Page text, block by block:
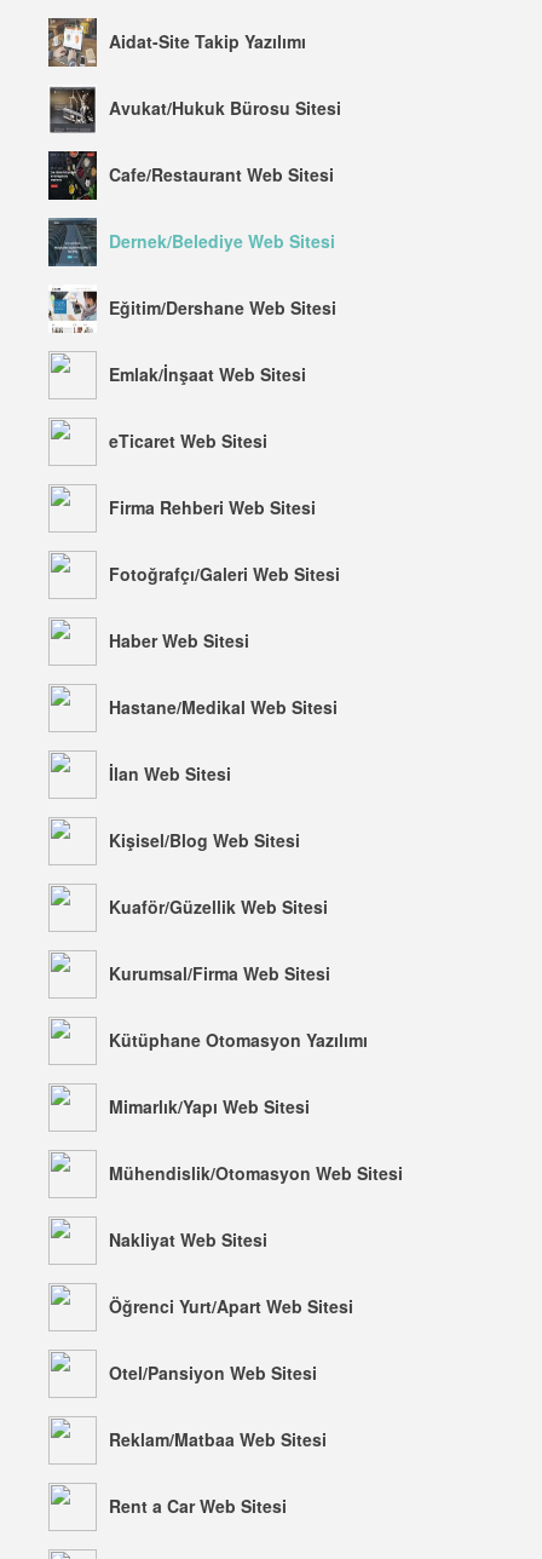
Aidat-Site Takip Yazılımı
Avukat/Hukuk Bürosu Sitesi
Cafe/Restaurant Web Sitesi
Dernek/Belediye Web Sitesi
Eğitim/Dershane Web Sitesi
Emlak/İnşaat Web Sitesi
eTicaret Web Sitesi
Firma Rehberi Web Sitesi
Fotoğrafçı/Galeri Web Sitesi
Haber Web Sitesi
Hastane/Medikal Web Sitesi
İlan Web Sitesi
Kişisel/Blog Web Sitesi
Kuaför/Güzellik Web Sitesi
Kurumsal/Firma Web Sitesi
Kütüphane Otomasyon Yazılımı
Mimarlık/Yapı Web Sitesi
Mühendislik/Otomasyon Web Sitesi
Nakliyat Web Sitesi
Öğrenci Yurt/Apart Web Sitesi
Otel/Pansiyon Web Sitesi
Reklam/Matbaa Web Sitesi
Rent a Car Web Sitesi